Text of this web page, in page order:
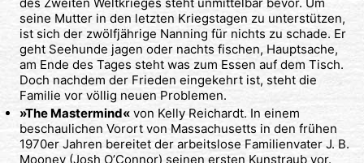
seine Mutter in den letzten Kriegstagen zu unterstützen,
ist sich der zwölfjährige Nanning für nichts zu schade. Er
geht Seehunde jagen oder nachts fischen, Hauptsache,
am Ende des Tages steht was zum Essen auf dem Tisch.
Doch nachdem der Frieden eingekehrt ist, steht die
Familie vor völlig neuen Problemen.
»The Mastermind«von Kelly Reichardt. In einem
beschaulichen Vorort von Massachusetts in den frühen
1970er Jahren bereitet der arbeitslose Familienvater J. B.
Mooney (Josh O’Connor) seinen ersten Kunstraub vor.